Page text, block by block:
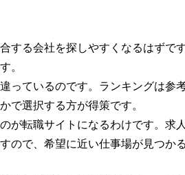
する会社を探しやすくなるはずで
。
っているのです。ランキングは参
で選択する方が得策です。
が転職サイトになるわけです。求
ので、希望に近い仕事場が見つか